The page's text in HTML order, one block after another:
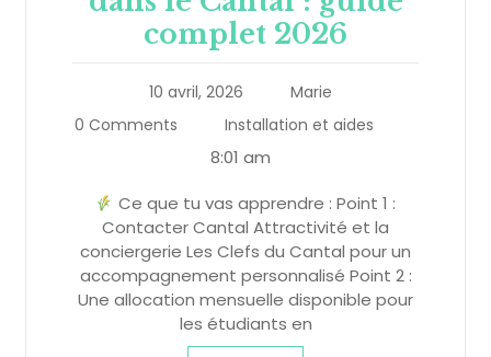
complet 2026
10 avril, 2026
Marie
0 Comments
Installation et aides
8:01 am
Ce que tu vas apprendre : Point 1 :
Contacter Cantal Attractivité et la
conciergerie Les Clefs du Cantal pour un
accompagnement personnalisé Point 2 :
Une allocation mensuelle disponible pour
les étudiants en